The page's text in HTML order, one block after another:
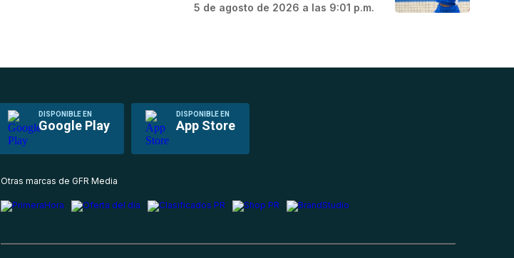
5 de agosto de 2026 a las 9:01 p.m.
DISPONIBLE EN
Google Play
DISPONIBLE EN
App Store
Otras marcas de GFR Media